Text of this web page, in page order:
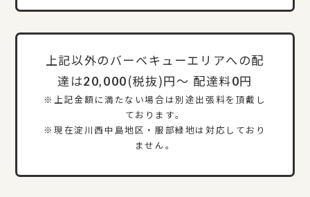
上記以外のバーベキューエリアへの配
達は20,000(税抜)円〜 配達料0円
※上記金額に満たない場合は別途出張料を頂戴し
ております。
※現在淀川西中島地区・服部緑地は対応しており
ません。